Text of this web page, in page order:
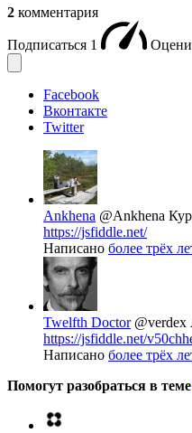
2 комментария
Подписаться 1
Facebook
Вконтакте
Twitter
Ankhena @Ankhena
https://jsfiddle.net/
Написано более трёх
Twelfth Doctor @verdex
https://jsfiddle.net/
Написано более трёх
Помогут разобраться в теме